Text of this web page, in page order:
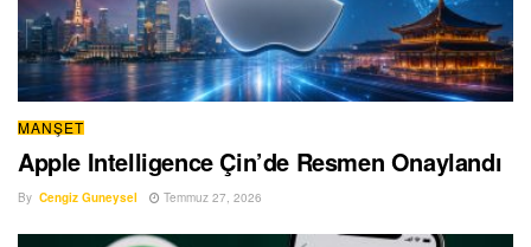
MANŞET
Apple Intelligence Çin’de Resmen Onaylandı
By Cengiz Guneysel Temmuz 27, 2026